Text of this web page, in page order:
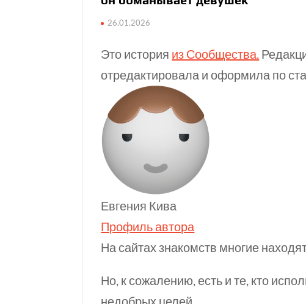
26.01.2026
Это история из Сообщества.
отредактировала и оформила по
Евгения Кива
Профиль автора
На сайтах знакомств многие
Но, к сожалению, есть и те, кто
недобрых целей.